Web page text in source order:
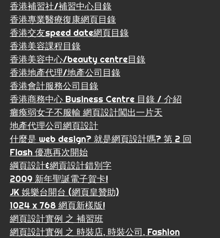
香港補習社/補習中心目錄
香港專業醫療復康網頁目錄
香港交友speed date網頁目錄
香港美容課程目錄
香港美容中心/beauty centre目錄
香港地產代理/地產公司目錄
香港會計服務公司目錄
香港商務中心 Business Centre 目錄 / 介紹
癱瘓弱女子不服輸 網頁設計闖出一片天
地產代理公司網頁設計
什麼是 web design? 就是網頁設計嗎? 第 2 回
Flash 優惠再次開始
綱頁設計&網貢設計錯別字
2009 新年聖誕電子賀卡!
JK 娛樂台開台 (網頁皇贊助)
1024 x 768 網頁新樣版!
網頁設計實例 之 補習班
網頁設計實例 之 時裝店, 時裝公司, Fashion